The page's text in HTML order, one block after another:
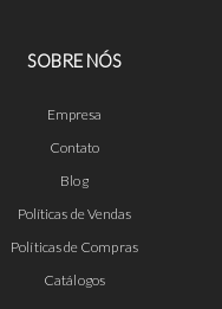
SOBRE NÓS
Empresa
Contato
Blog
Políticas de Vendas
Políticas de Compras
Catálogos